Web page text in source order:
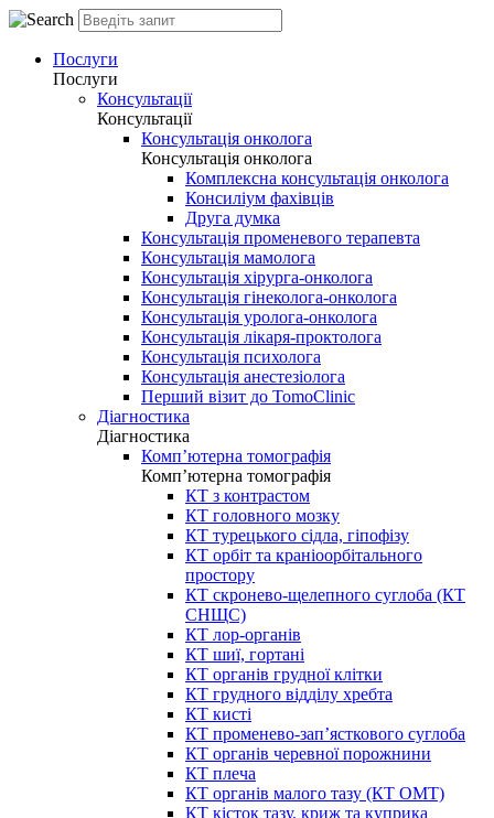
Послуги
Послуги
Консультації
Консультації
Консультація онколога
Консультація онколога
Комплексна консультація онколога
Консиліум фахівців
Друга думка
Консультація променевого терапевта
Консультація мамолога
Консультація хірурга-онколога
Консультація гінеколога-онколога
Консультація уролога-онколога
Консультація лікаря-проктолога
Консультація психолога
Консультація анестезіолога
Перший візит до TomoClinic
Діагностика
Діагностика
Комп’ютерна томографія
Комп’ютерна томографія
КТ з контрастом
КТ головного мозку
КТ турецького сідла, гіпофізу
КТ орбіт та краніоорбітального
простору
КТ скронево-щелепного суглоба (КТ
СНЩС)
КТ лор-органів
КТ шиї, гортані
КТ органів грудної клітки
КТ грудного відділу хребта
КТ кисті
КТ променево-зап’ясткового суглоба
КТ органів черевної порожнини
КТ плеча
КТ органів малого тазу (КТ ОМТ)
КТ кісток тазу, криж та куприка